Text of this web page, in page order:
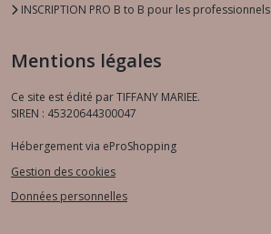
INSCRIPTION PRO B to B pour les professionnels
Mentions légales
Ce site est édité par TIFFANY MARIEE.
SIREN : 45320644300047
Hébergement via eProShopping
Gestion des cookies
Données personnelles